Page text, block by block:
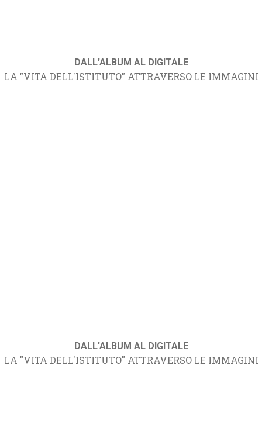
DALL'ALBUM AL DIGITALE
LA "VITA DELL'ISTITUTO" ATTRAVERSO LE IMMAGINI
DALL'ALBUM AL DIGITALE
LA "VITA DELL'ISTITUTO" ATTRAVERSO LE IMMAGINI